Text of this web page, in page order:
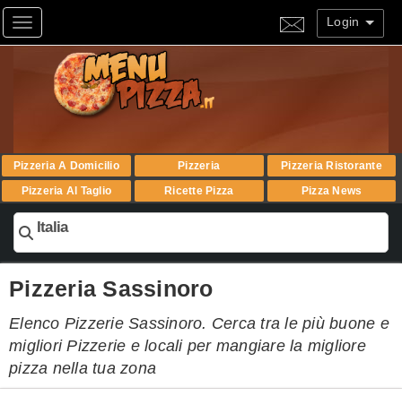
Toggle navigation Login
Pizzeria A Domicilio Pizzeria
Pizzeria Ristorante
Pizzeria Al Taglio
Ricette Pizza Pizza News
Italia
Pizzeria Sassinoro
Elenco Pizzerie Sassinoro. Cerca tra le più buone e
migliori Pizzerie e locali per mangiare la migliore
pizza nella tua zona